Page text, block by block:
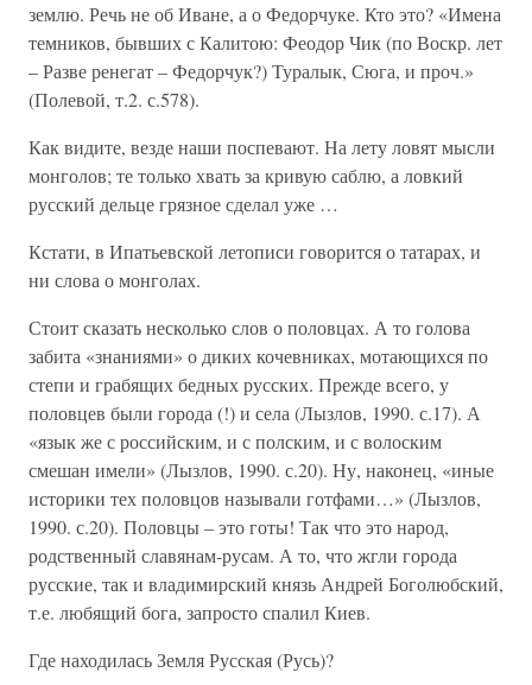
землю. Речь не об Иване, а о Федорчуке. Кто это? «Имена
темников, бывших с Калитою: Феодор Чик (по Воскр. лет
– Разве ренегат – Федорчук?) Туралык, Сюга, и проч.»
(Полевой, т.2. с.578).
Как видите, везде наши поспевают. На лету ловят мысли
монголов; те только хвать за кривую саблю, а ловкий
русский дельце грязное сделал уже …
Кстати, в Ипатьевской летописи говорится о татарах, и
ни слова о монголах.
Стоит сказать несколько слов о половцах. А то голова
забита «знаниями» о диких кочевниках, мотающихся по
степи и грабящих бедных русских. Прежде всего, у
половцев были города (!) и села (Лызлов, 1990. с.17). А
«язык же с российским, и с полским, и с волоским
смешан имели» (Лызлов, 1990. с.20). Ну, наконец, «иные
историки тех половцов называли готфами…» (Лызлов,
1990. с.20). Половцы – это готы! Так что это народ,
родственный славянам-русам. А то, что жгли города
русские, так и владимирский князь Андрей Боголюбский,
т.е. любящий бога, запросто спалил Киев.
Где находилась Земля Русская (Русь)?